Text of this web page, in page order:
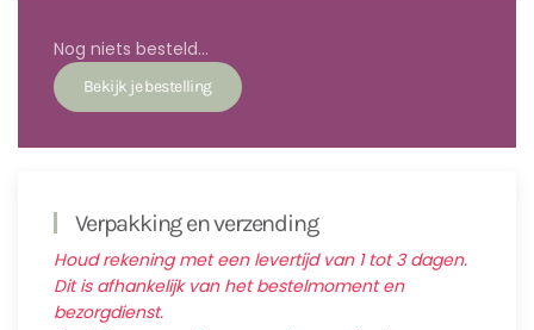
Nog niets besteld...
Verpakking en verzending
Houd rekening met een levertijd van 1 tot 3 dagen.
Dit is afhankelijk van het bestelmoment en
bezorgdienst.